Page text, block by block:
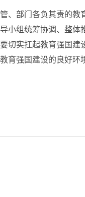
部门各负其责的教
小组统筹协调、整体
切实扛起教育强国建
育强国建设的良好环